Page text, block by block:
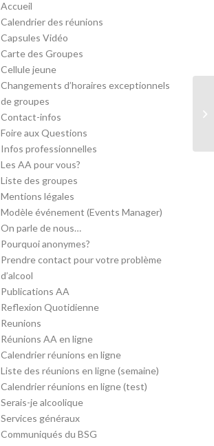
Accueil
Calendrier des réunions
Capsules Vidéo
Carte des Groupes
Cellule jeune
Changements d’horaires exceptionnels
de groupes
Contact-infos
Foire aux Questions
Infos professionnelles
Les AA pour vous?
Liste des groupes
Mentions légales
Modèle événement (Events Manager)
On parle de nous…
Pourquoi anonymes?
Prendre contact pour votre problème
d’alcool
Publications AA
Reflexion Quotidienne
Reunions
Réunions AA en ligne
Calendrier réunions en ligne
Liste des réunions en ligne (semaine)
Calendrier réunions en ligne (test)
Serais-je alcoolique
Services généraux
Communiqués du BSG